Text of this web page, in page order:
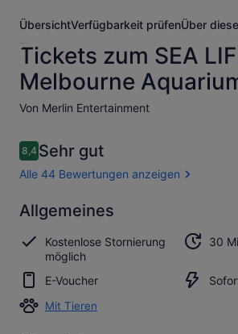
ÜbersichtVerfügbarkeit prüfenÜber
Tickets zum SEA
Melbourne
Von Merlin Entertainment
Bewertungen
8,48,4 von 10.
Sehr gut
Alle 44 Bewertungen anzeigen
8.48.4 von 10
Sehr
Alle 44
Bewertungen
anzeigen
Allgemeines
Kostenlose Stornierung
möglich
30
E-Voucher
Mit Tieren